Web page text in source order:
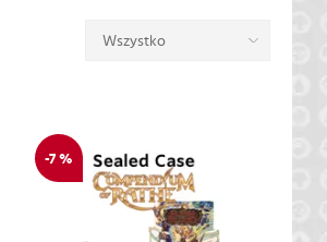
Wszystko
-7 %